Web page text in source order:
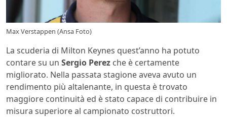
Max Verstappen (Ansa Foto)
La scuderia di Milton Keynes quest’anno ha potuto
contare su un Sergio Perez che è certamente
migliorato. Nella passata stagione aveva avuto un
rendimento più altalenante, in questa è trovato
maggiore continuità ed è stato capace di contribuire in
misura superiore al campionato costruttori.